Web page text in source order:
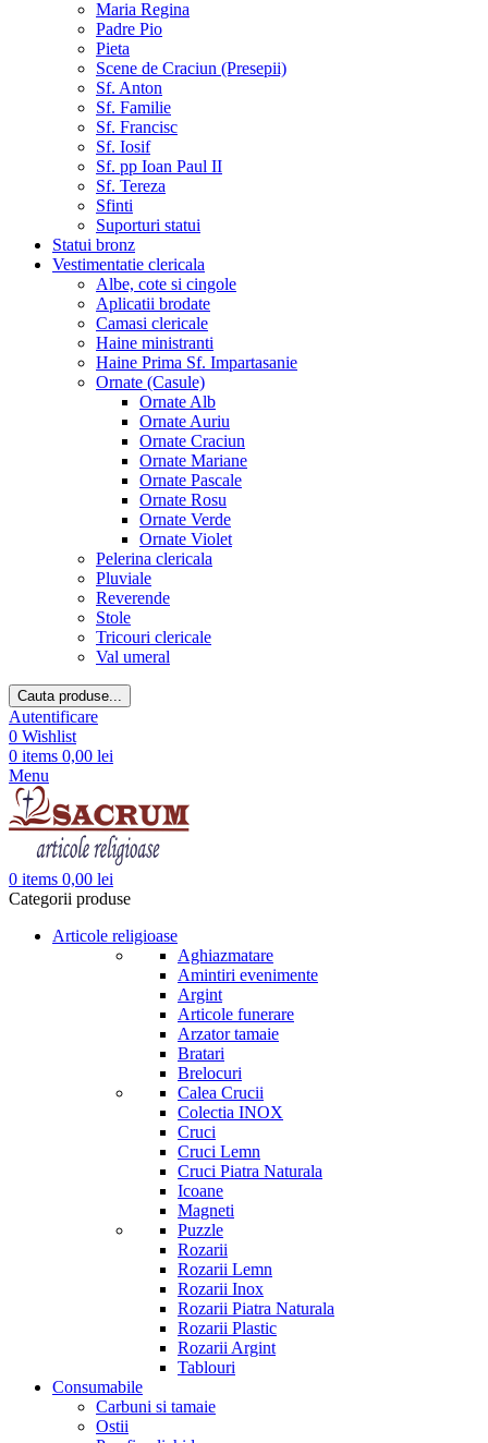
Maria Regina
Padre Pio
Pieta
Scene de Craciun (Presepii)
Sf. Anton
Sf. Familie
Sf. Francisc
Sf. Iosif
Sf. pp Ioan Paul II
Sf. Tereza
Sfinti
Suporturi statui
Statui bronz
Vestimentatie clericala
Albe, cote si cingole
Aplicatii brodate
Camasi clericale
Haine ministranti
Haine Prima Sf. Impartasanie
Ornate (Casule)
Ornate Alb
Ornate Auriu
Ornate Craciun
Ornate Mariane
Ornate Pascale
Ornate Rosu
Ornate Verde
Ornate Violet
Pelerina clericala
Pluviale
Reverende
Stole
Tricouri clericale
Val umeral
Cauta produse...
Autentificare
0 Wishlist
0 items 0,00 lei
Menu
0 items 0,00 lei
Categorii produse
Articole religioase
Aghiazmatare
Amintiri evenimente
Argint
Articole funerare
Arzator tamaie
Bratari
Brelocuri
Calea Crucii
Colectia INOX
Cruci
Cruci Lemn
Cruci Piatra Naturala
Icoane
Magneti
Puzzle
Rozarii
Rozarii Lemn
Rozarii Inox
Rozarii Piatra Naturala
Rozarii Plastic
Rozarii Argint
Tablouri
Consumabile
Carbuni si tamaie
Ostii